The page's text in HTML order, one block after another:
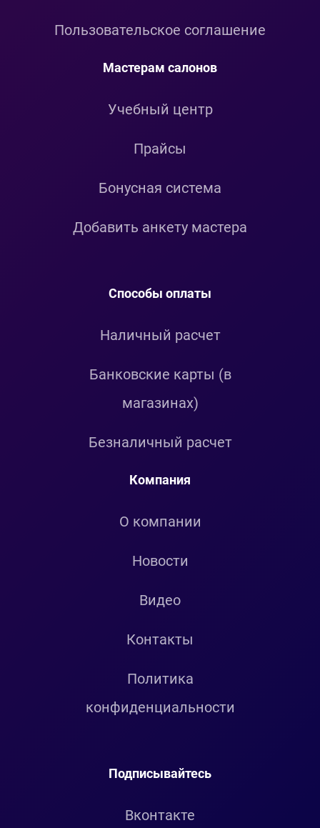
Пользовательское соглашение
Мастерам салонов
Учебный центр
Прайсы
Бонусная система
Добавить анкету мастера
Способы оплаты
Наличный расчет
Банковские карты (в
магазинах)
Безналичный расчет
Компания
О компании
Новости
Видео
Контакты
Политика
конфиденциальности
Подписывайтесь
Вконтакте